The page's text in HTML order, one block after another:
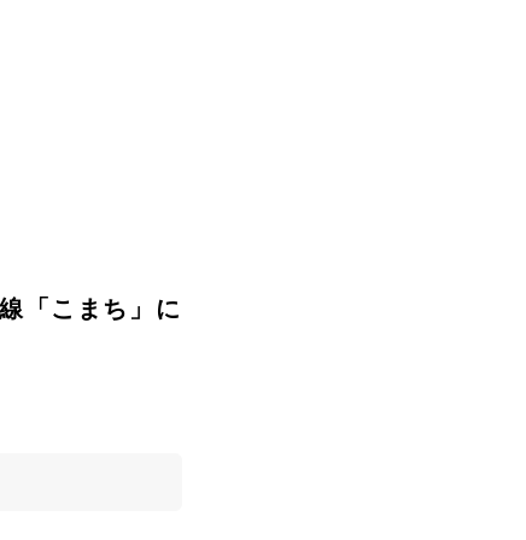
「こまち」に